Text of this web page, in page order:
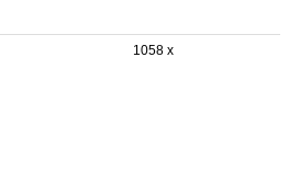
1058 x